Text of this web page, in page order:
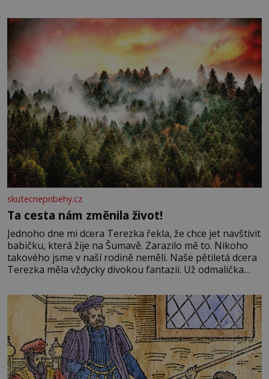
se na koloběžce a den zakončit poznáváním památek ve
Velkých Losinách nebo v termálním
skutecnepribehy.cz
Ta cesta nám změnila život!
Jednoho dne mi dcera Terezka řekla, že chce jet navštívit
babičku, která žije na Šumavě. Zarazilo mě to. Nikoho
takového jsme v naší rodině neměli. Naše pětiletá dcera
Terezka měla vždycky divokou fantazii. Už odmalička
zdálo o jednorožcích, krásných princeznách, statečných
rytířích a létajících dracích.